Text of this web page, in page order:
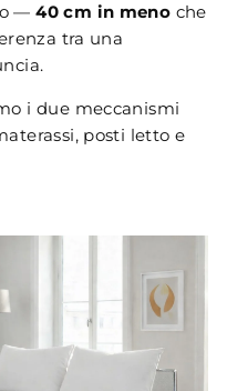
—40 cm in meno che
tra una
i due meccanismi
posti letto e